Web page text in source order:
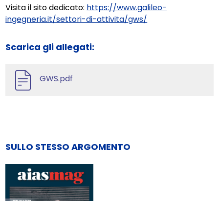
Visita il sito dedicato: https://www.galileo-
ingegneria.it/settori-di-attivita/gws/
Scarica gli allegati:
GWS.pdf
SULLO STESSO ARGOMENTO